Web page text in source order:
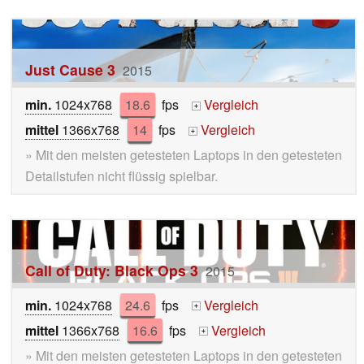
Just Cause 3 2015
min. 1024x768 18.6 fps +
Vergleich
mittel 1366x768 14 fps +
Vergleich
» Mit den meisten getesteten Laptops in den getesteten
Detailstufen nicht flüssig spielbar.
Call of Duty: Black Ops 3 2015
min. 1024x768 24.6 fps +
Vergleich
mittel 1366x768 16.6 fps +
Vergleich
» Mit den meisten getesteten Laptops in den getesteten